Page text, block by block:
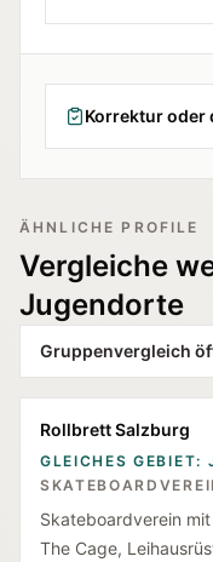
Korrektur oder
ÄHNLICHE PROFILE
Vergleiche
Jugendorte
Gruppenvergleich
Rollbrett Salzburg
GLEICHES GEBIET:
Skateboardverein
The Cage,